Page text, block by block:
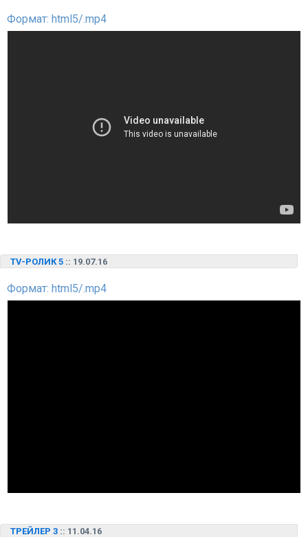
Формат: html5/.mp4
TV-РОЛИК 5 :: 19.07.16
Формат: html5/.mp4
ТРЕЙЛЕР 3 :: 11.04.16